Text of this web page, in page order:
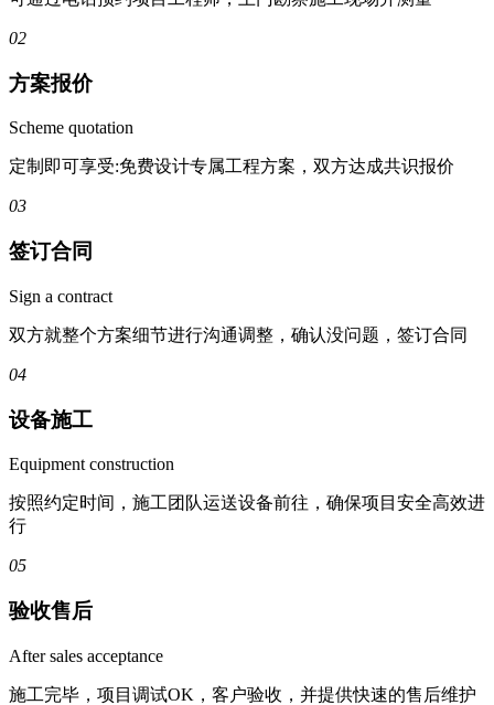
02
方案报价
Scheme quotation
定制即可享受:免费设计专属工程方案，双方达成共识报价
03
签订合同
Sign a contract
双方就整个方案细节进行沟通调整，确认没问题，签订合同
04
设备施工
Equipment construction
按照约定时间，施工团队运送设备前往，确保项目安全高效进
行
05
验收售后
After sales acceptance
施工完毕，项目调试OK，客户验收，并提供快速的售后维护